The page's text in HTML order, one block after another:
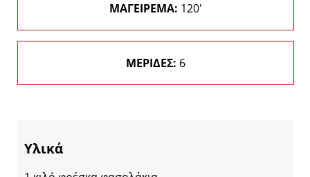
ΜΑΓΕΙΡΕΜΑ: 120'
ΜΕΡΙΔΕΣ: 6
Υλικά